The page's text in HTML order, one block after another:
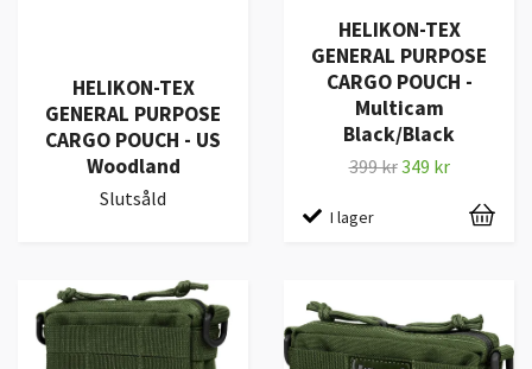
HELIKON-TEX
GENERAL PURPOSE
CARGO POUCH - US
Woodland
Slutsåld
HELIKON-TEX
GENERAL PURPOSE
CARGO POUCH -
Multicam
Black/Black
399 kr349 kr
I lager